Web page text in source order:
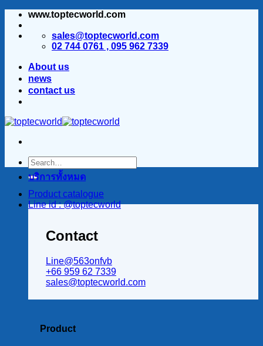
ข้าม
www.toptecworld.com
sales@toptecworld.com
02 744 0761 , 095 962 7339
About us
news
contact us
Product catalogue
Line id : @toptecworld
บริการทั้งหมด
Contact
Line@563onfvb
+66 959 62 7339
sales@toptecworld.com
Product